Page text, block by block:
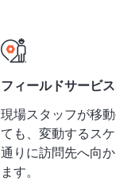
フィールドサービ
現場スタッフが移
ても、変動するス
通りに訪問先へ向
ます。